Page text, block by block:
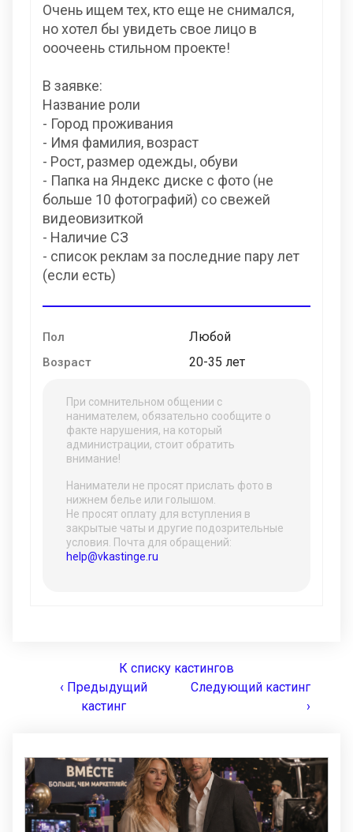
Очень ищем тех, кто еще не снимался,
но хотел бы увидеть свое лицо в
ооочеень стильном проекте!
В заявке:
Название роли
- Город проживания
- Имя фамилия, возраст
- Рост, размер одежды, обуви
- Папка на Яндекс диске с фото (не
больше 10 фотографий) со свежей
видеовизиткой
- Наличие СЗ
- список реклам за последние пару лет
(если есть)
Пол Любой
Возраст 20-35 лет
При сомнительном общении с
нанимателем, обязательно сообщите о
факте нарушения, на который
администрации, стоит обратить
внимание!
Наниматели не просят прислать фото в
нижнем белье или голышом.
Не просят оплату для вступления в
закрытые чаты и другие подозрительные
условия. Почта для обращений:
help@vkastinge.ru
К списку кастингов
‹ Предыдущий
кастинг
Следующий кастинг
›